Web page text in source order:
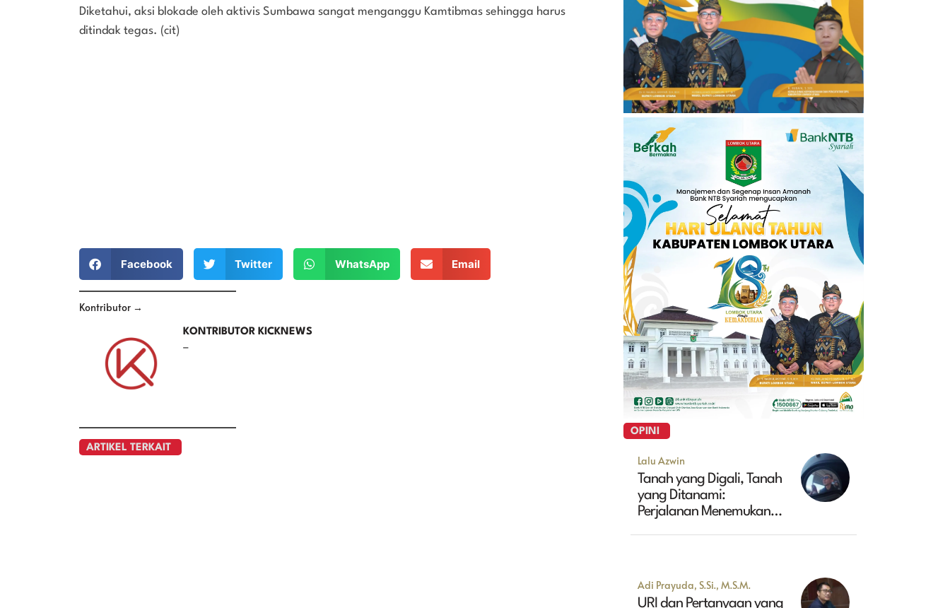
Diketahui, aksi blokade oleh aktivis Sumbawa sangat menganggu Kamtibmas sehingga harus
ditindak tegas. (cit)
Facebook Twitter WhatsApp Email
Kontributor →
KONTRIBUTOR KICKNEWS
–
ARTIKEL TERKAIT
OPINI
Lalu Azwin
Tanah yang Digali, Tanah
yang Ditanami:
Perjalanan Menemukan
Adi Prayuda, S.Si., M.S.M.
URI dan Pertanyaan yang